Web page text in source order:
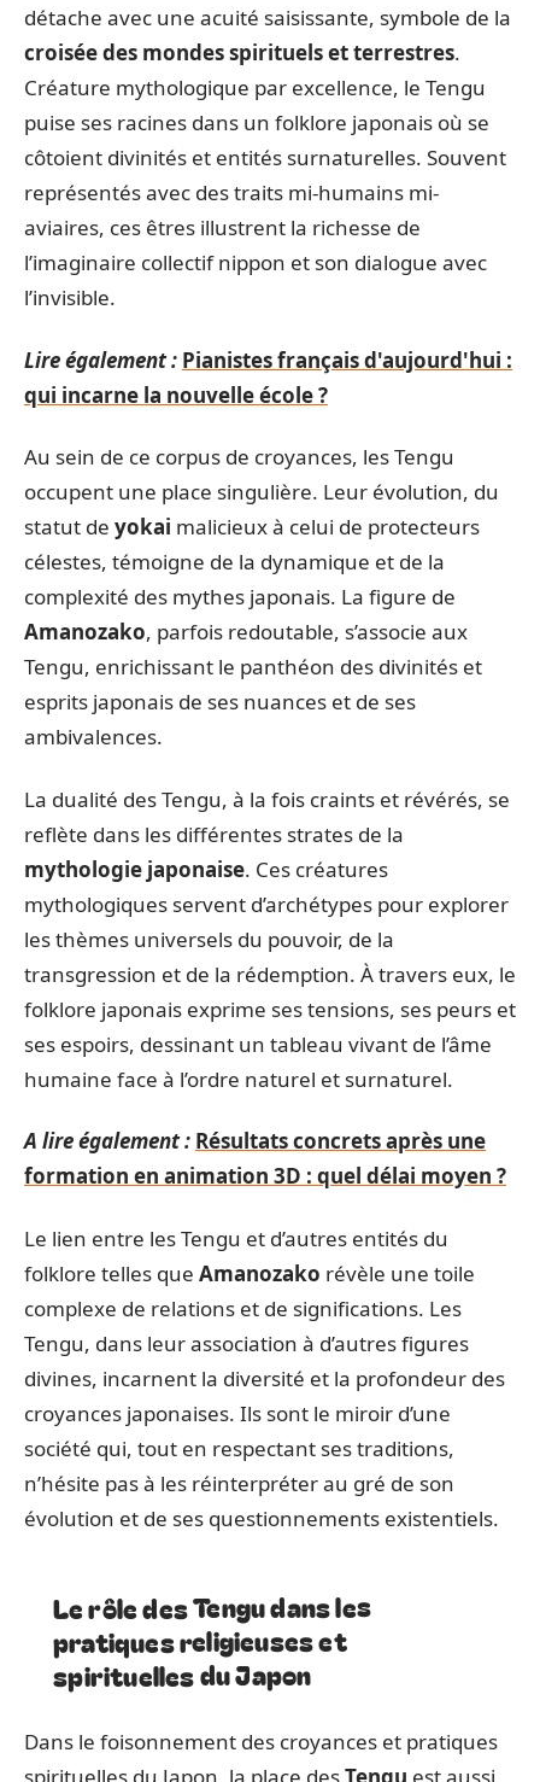
détache avec une acuité saisissante, symbole de la
croisée des mondes spirituels et terrestres.
Créature mythologique par excellence, le Tengu
puise ses racines dans un folklore japonais où se
côtoient divinités et entités surnaturelles. Souvent
représentés avec des traits mi-humains mi-
aviaires, ces êtres illustrent la richesse de
l’imaginaire collectif nippon et son dialogue avec
l’invisible.
Lire également : Pianistes français d'aujourd'hui :
qui incarne la nouvelle école ?
Au sein de ce corpus de croyances, les Tengu
occupent une place singulière. Leur évolution, du
statut de yokai malicieux à celui de protecteurs
célestes, témoigne de la dynamique et de la
complexité des mythes japonais. La figure de
Amanozako, parfois redoutable, s’associe aux
Tengu, enrichissant le panthéon des divinités et
esprits japonais de ses nuances et de ses
ambivalences.
La dualité des Tengu, à la fois craints et révérés, se
reflète dans les différentes strates de la
mythologie japonaise. Ces créatures
mythologiques servent d’archétypes pour explorer
les thèmes universels du pouvoir, de la
transgression et de la rédemption. À travers eux, le
folklore japonais exprime ses tensions, ses peurs et
ses espoirs, dessinant un tableau vivant de l’âme
humaine face à l’ordre naturel et surnaturel.
A lire également : Résultats concrets après une
formation en animation 3D : quel délai moyen ?
Le lien entre les Tengu et d’autres entités du
folklore telles que Amanozako révèle une toile
complexe de relations et de significations. Les
Tengu, dans leur association à d’autres figures
divines, incarnent la diversité et la profondeur des
croyances japonaises. Ils sont le miroir d’une
société qui, tout en respectant ses traditions,
n’hésite pas à les réinterpréter au gré de son
évolution et de ses questionnements existentiels.
Le rôle des Tengu dans les
pratiques religieuses et
spirituelles du Japon
Dans le foisonnement des croyances et pratiques
spirituelles du Japon, la place desTengu est aussi